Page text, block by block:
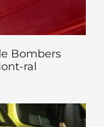
Bombers
ral